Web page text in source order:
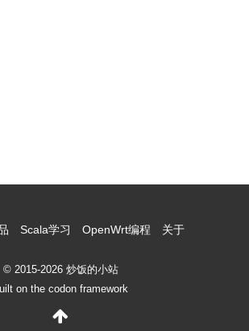
Scala学习 OpenWrt编程 关于
© 2015-2026 炒饭的小站
on the codon framework